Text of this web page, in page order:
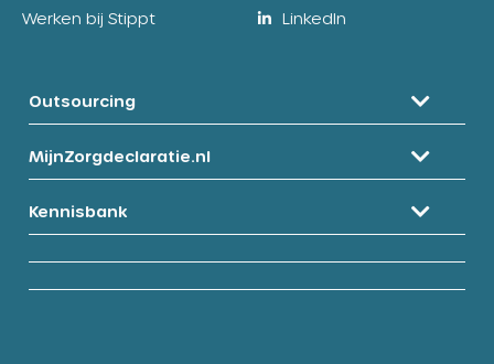
Werken bij Stippt
LinkedIn
Outsourcing
MijnZorgdeclaratie.nl
Kennisbank